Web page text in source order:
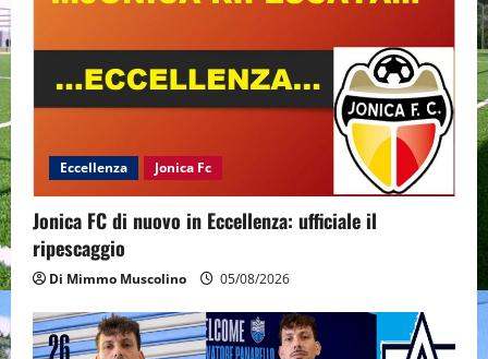
Eccellenza Jonica Fc
Jonica FC di nuovo in Eccellenza: ufficiale il
ripescaggio
Di Mimmo Muscolino 05/08/2026